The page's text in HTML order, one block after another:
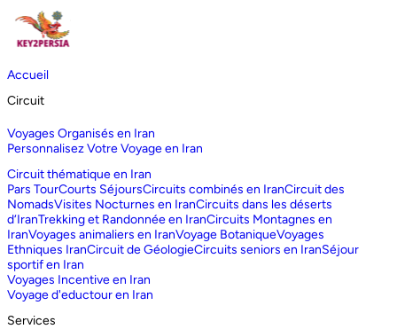
Accueil
Circuit
Voyages Organisés en Iran
Personnalisez Votre Voyage en Iran
Circuit thématique en Iran
Pars TourCourts SéjoursCircuits combinés en IranCircuit des
NomadsVisites Nocturnes en IranCircuits dans les déserts
d‘IranTrekking et Randonnée en IranCircuits Montagnes en
IranVoyages animaliers en IranVoyage BotaniqueVoyages
Ethniques IranCircuit de GéologieCircuits seniors en IranSéjour
sportif en Iran
Voyages Incentive en Iran
Voyage d'eductour en Iran
Services